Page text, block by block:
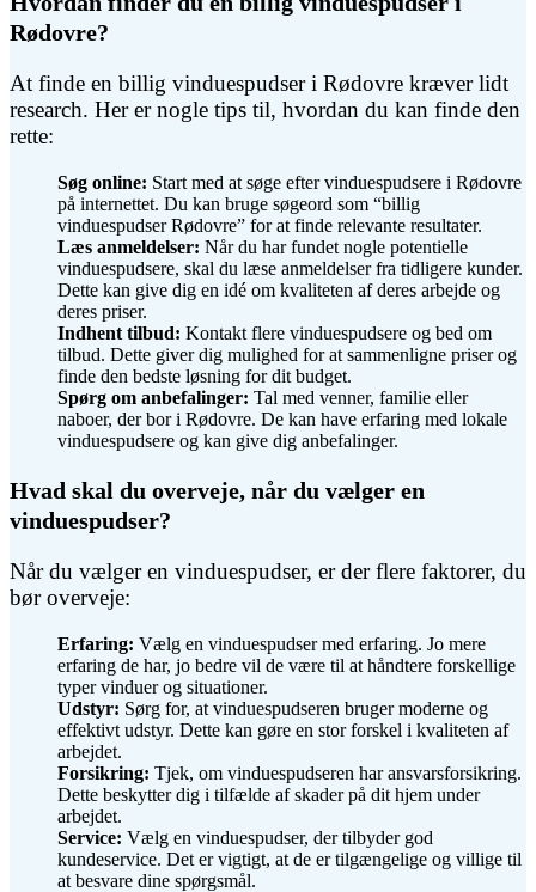
Rødovre?
At finde en billig vinduespudser i Rødovre kræver lidt
research. Her er nogle tips til, hvordan du kan finde den
rette:
Søg online: Start med at søge efter vinduespudsere i Rødovre
på internettet. Du kan bruge søgeord som “billig
vinduespudser Rødovre” for at finde relevante resultater.
Læs anmeldelser: Når du har fundet nogle potentielle
vinduespudsere, skal du læse anmeldelser fra tidligere kunder.
Dette kan give dig en idé om kvaliteten af deres arbejde og
deres priser.
Indhent tilbud: Kontakt flere vinduespudsere og bed om
tilbud. Dette giver dig mulighed for at sammenligne priser og
finde den bedste løsning for dit budget.
Spørg om anbefalinger: Tal med venner, familie eller
naboer, der bor i Rødovre. De kan have erfaring med lokale
vinduespudsere og kan give dig anbefalinger.
Hvad skal du overveje, når du vælger en
vinduespudser?
Når du vælger en vinduespudser, er der flere faktorer, du
bør overveje:
Erfaring: Vælg en vinduespudser med erfaring. Jo mere
erfaring de har, jo bedre vil de være til at håndtere forskellige
typer vinduer og situationer.
Udstyr: Sørg for, at vinduespudseren bruger moderne og
effektivt udstyr. Dette kan gøre en stor forskel i kvaliteten af
arbejdet.
Forsikring: Tjek, om vinduespudseren har ansvarsforsikring.
Dette beskytter dig i tilfælde af skader på dit hjem under
arbejdet.
Service: Vælg en vinduespudser, der tilbyder god
kundeservice. Det er vigtigt, at de er tilgængelige og villige til
at besvare dine spørgsmål.